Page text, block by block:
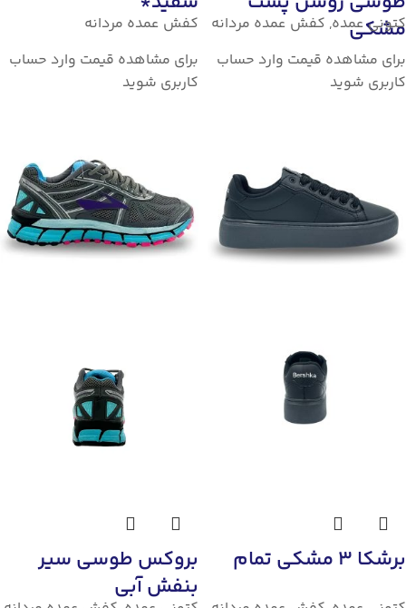
مشکی
کتونی عمده, کفش عمده مردانه
برای مشاهده قیمت وارد حساب
کاربری شوید
کفش عمده مردانه
برای مشاهده قیمت وارد حساب
کاربری شوید
برشکا 3 مشکی تمام
بروکس طوسی سیر
بنفش آبی